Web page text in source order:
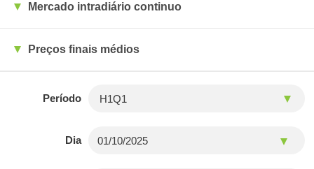
Mercado intradiário continuo
Preços finais médios
Período
Dia